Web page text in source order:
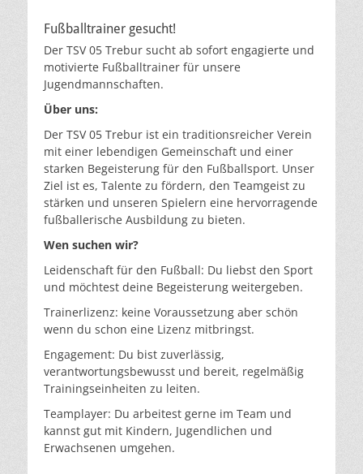
Fußballtrainer gesucht!
Der TSV 05 Trebur sucht ab sofort engagierte und
motivierte Fußballtrainer für unsere
Jugendmannschaften.
Über uns:
Der TSV 05 Trebur ist ein traditionsreicher Verein
mit einer lebendigen Gemeinschaft und einer
starken Begeisterung für den Fußballsport. Unser
Ziel ist es, Talente zu fördern, den Teamgeist zu
stärken und unseren Spielern eine hervorragende
fußballerische Ausbildung zu bieten.
Wen suchen wir?
Leidenschaft für den Fußball: Du liebst den Sport
und möchtest deine Begeisterung weitergeben.
Trainerlizenz: keine Voraussetzung aber schön
wenn du schon eine Lizenz mitbringst.
Engagement: Du bist zuverlässig,
verantwortungsbewusst und bereit, regelmäßig
Trainingseinheiten zu leiten.
Teamplayer: Du arbeitest gerne im Team und
kannst gut mit Kindern, Jugendlichen und
Erwachsenen umgehen.